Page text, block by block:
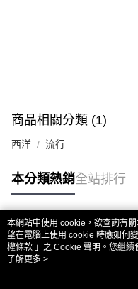
商品相關分類 (1)
西洋 流行
本分類熱銷全站排行
熱門標籤
本網站中使用 cookie，欲查詢有
望在電腦上使用 cookie 時應如何
權條款 」之 Cookie 聲明。您繼
用條款之 Cookie 聲明使用 cookie。
了解更多 >